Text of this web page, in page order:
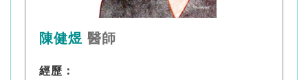
陳健煜 醫師
經歷：